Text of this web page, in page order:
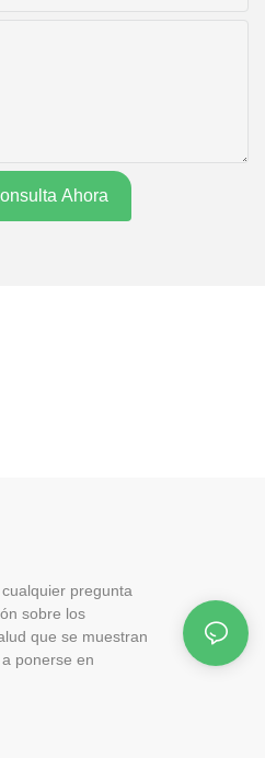
Ahora
pregunta
sobre los
que se muestran
ponerse en